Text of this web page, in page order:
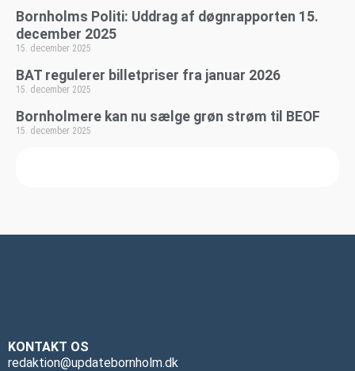
Bornholms Politi: Uddrag af døgnrapporten 15.
december 2025
15. december 2025
BAT regulerer billetpriser fra januar 2026
15. december 2025
Bornholmere kan nu sælge grøn strøm til BEOF
15. december 2025
KONTAKT OS
redaktion@updatebornholm.dk